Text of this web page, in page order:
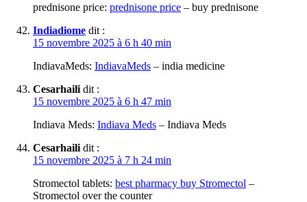
prednisone price: prednisone price – buy prednisone
Indiadiome dit :
15 novembre 2025 à 6 h 40 min
IndiavaMeds: IndiavaMeds – india medicine
Cesarhaili dit :
15 novembre 2025 à 6 h 47 min
Indiava Meds: Indiava Meds – Indiava Meds
Cesarhaili dit :
15 novembre 2025 à 7 h 24 min
Stromectol tablets: best pharmacy buy Stromectol –
Stromectol over the counter